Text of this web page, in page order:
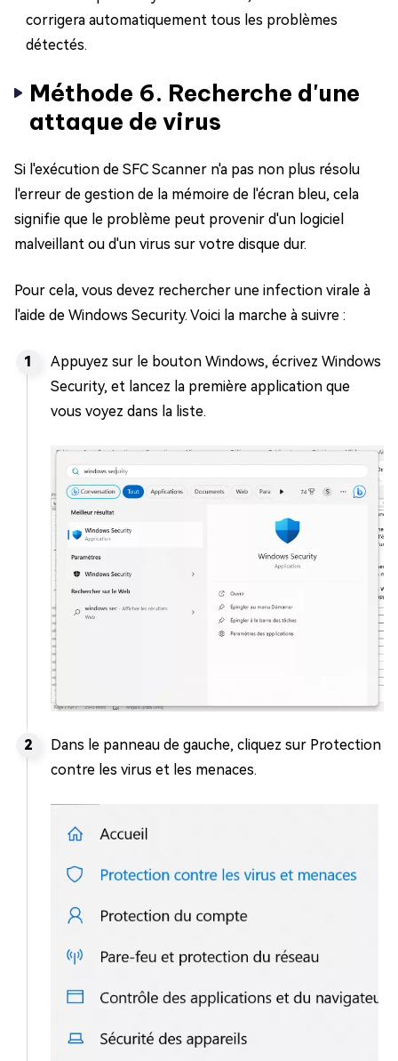
corrigera automatiquement tous les problèmes
détectés.
Méthode 6. Recherche d'une
attaque de virus
Si l'exécution de SFC Scanner n'a pas non plus résolu
l'erreur de gestion de la mémoire de l'écran bleu, cela
signifie que le problème peut provenir d'un logiciel
malveillant ou d'un virus sur votre disque dur.
Pour cela, vous devez rechercher une infection virale à
l'aide de Windows Security. Voici la marche à suivre :
Appuyez sur le bouton Windows, écrivez Windows
Security, et lancez la première application que
vous voyez dans la liste.
Dans le panneau de gauche, cliquez sur Protection
contre les virus et les menaces.